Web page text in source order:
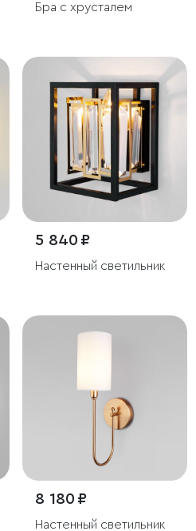
Бра с хрусталем
5 840 ₽
Настенный светильник
8 180 ₽
Настенный светильник